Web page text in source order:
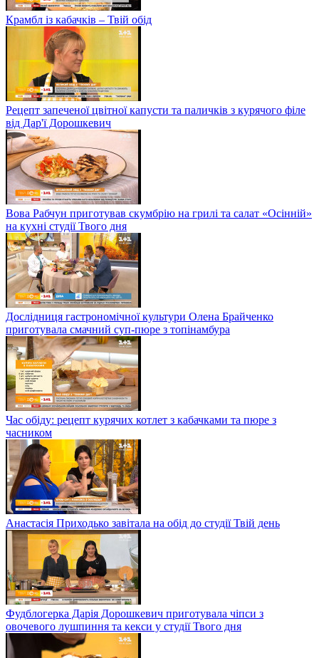
Крамбл із кабачків – Твій обід
Рецепт запеченої цвітної капусти та паличків з курячого філе
від Дар'ї Дорошкевич
Вова Рабчун приготував скумбрію на грилі та салат «Осінній»
на кухні студії Твого дня
Дослідниця гастрономічної культури Олена Брайченко
приготувала смачний суп-пюре з топінамбура
Час обіду: рецепт курячих котлет з кабачками та пюре з
часником
Анастасія Приходько завітала на обід до студії Твій день
Фудблогерка Дарія Дорошкевич приготувала чіпси з
овочевого лушпиння та кекси у студії Твого дня